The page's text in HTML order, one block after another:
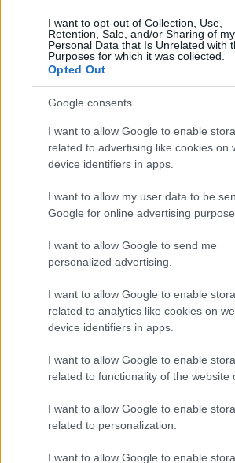
I want to opt-out of Collection, Use,
Retention, Sale, and/or Sharing of my
Personal Data that Is Unrelated with
Purposes for which it was collected.
Opted Out
Google consents
I want to allow Google to enable
related to advertising like cookies on
device identifiers in apps.
I want to allow my user data to be
Google for online advertising
I want to allow Google to send me
personalized advertising.
I want to allow Google to enable
related to analytics like cookies on
device identifiers in apps.
I want to allow Google to enable
related to functionality of the website
I want to allow Google to enable
related to personalization.
I want to allow Google to enable
Πολυτέλεια και αισθητική 4
13 Μαΐου 2022, 14:00
Πραγματικό στολίδι με αρχοντικό αέρα άλλης
ξενοδοχειακό συγκρότημα 4 αστέρων, στην καρδιά...
Βρήκαμε μια εξαιρετική
όμορφη Μυτιλήνη σε μια από τις
τοποθεσίες της!